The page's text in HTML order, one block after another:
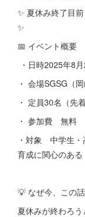
✨ 夏休み終了目
✨
📅 イベント概要
・日時2025年8
・ 会場SGSG（
・ 定員30名（先着
・ 参加費 無料
・対象 中学生・
育成に関心のある
💡 なぜ今、この
夏休みが終わろ